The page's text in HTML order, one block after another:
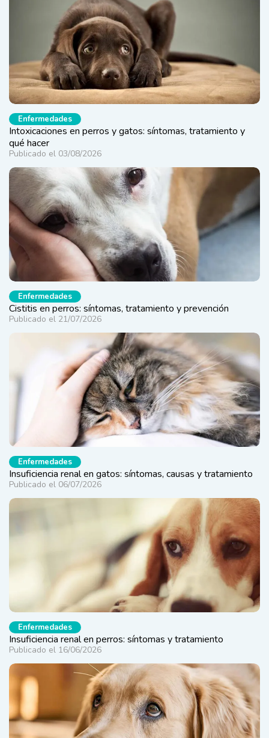
Enfermedades
Intoxicaciones en perros y gatos: síntomas, tratamiento y
qué hacer
Publicado el 03/08/2026
Enfermedades
Cistitis en perros: síntomas, tratamiento y prevención
Publicado el 21/07/2026
Enfermedades
Insuficiencia renal en gatos: síntomas, causas y tratamiento
Publicado el 06/07/2026
Enfermedades
Insuficiencia renal en perros: síntomas y tratamiento
Publicado el 16/06/2026